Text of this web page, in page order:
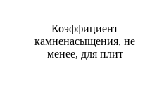
Коэффициент
камненасыщения, не
менее, для плит